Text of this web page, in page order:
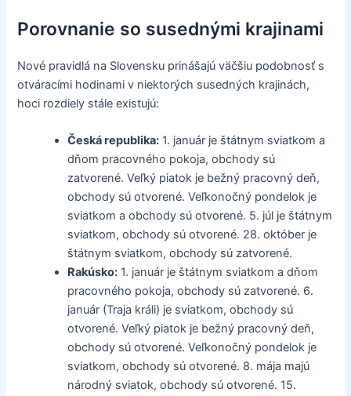
Porovnanie so susednými krajinami
Nové pravidlá na Slovensku prinášajú väčšiu podobnosť s
otváracími hodinami v niektorých susedných krajinách,
hoci rozdiely stále existujú:
Česká republika: 1. január je štátnym sviatkom a
dňom pracovného pokoja, obchody sú
zatvorené. Veľký piatok je bežný pracovný deň,
obchody sú otvorené. Veľkonočný pondelok je
sviatkom a obchody sú otvorené. 5. júl je štátnym
sviatkom, obchody sú otvorené. 28. október je
štátnym sviatkom, obchody sú zatvorené.
Rakúsko: 1. január je štátnym sviatkom a dňom
pracovného pokoja, obchody sú zatvorené. 6.
január (Traja králi) je sviatkom, obchody sú
otvorené. Veľký piatok je bežný pracovný deň,
obchody sú otvorené. Veľkonočný pondelok je
sviatkom, obchody sú otvorené. 8. mája majú
národný sviatok, obchody sú otvorené. 15.